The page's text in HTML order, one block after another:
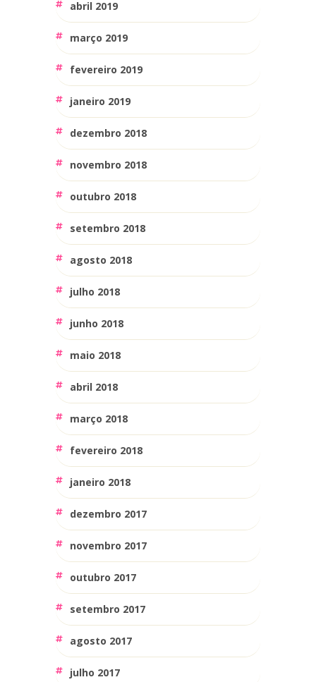
abril 2019
março 2019
fevereiro 2019
janeiro 2019
dezembro 2018
novembro 2018
outubro 2018
setembro 2018
agosto 2018
julho 2018
junho 2018
maio 2018
abril 2018
março 2018
fevereiro 2018
janeiro 2018
dezembro 2017
novembro 2017
outubro 2017
setembro 2017
agosto 2017
julho 2017